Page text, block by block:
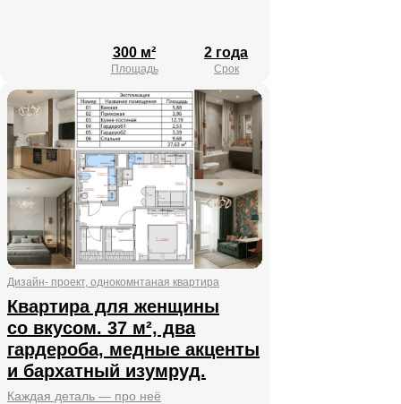
Срок
2 года
300 м²
Площадь
Квартира для женщины
со вкусом. 37 м², два
гардероба, медные акценты
и бархатный изумруд.
Дизайн- проект, однокомнтаная квартира
Каждая деталь — про неё
©2026 Все права защищены
ООО «Стил Экспорт»
ИНН 7453367553
КПП 745301001